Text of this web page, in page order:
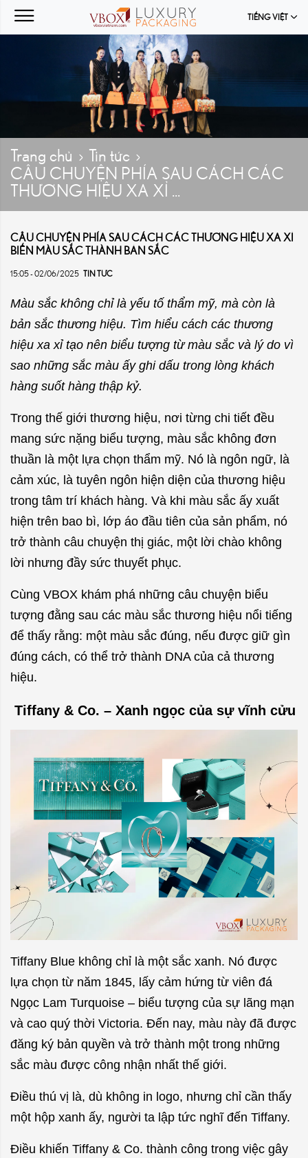
TIẾNG VIỆT
Trang chủ
Tin tức
CÂU CHUYỆN PHÍA SAU CÁCH CÁC
THƯƠNG HIỆU XA XỈ ...
CÂU CHUYỆN PHÍA SAU CÁCH CÁC THƯƠNG HIỆU XA XỈ
BIẾN MÀU SẮC THÀNH BẢN SẮC
15:05 - 02/06/2025 TIN TỨC
Màu sắc không chỉ là yếu tố thẩm mỹ, mà còn là
bản sắc thương hiệu. Tìm hiểu cách các thương
hiệu xa xỉ tạo nên biểu tượng từ màu sắc và lý do vì
sao những sắc màu ấy ghi dấu trong lòng khách
hàng suốt hàng thập kỷ.
Trong thế giới thương hiệu, nơi từng chi tiết đều
mang sức nặng biểu tượng, màu sắc không đơn
thuần là một lựa chọn thẩm mỹ. Nó là ngôn ngữ, là
cảm xúc, là tuyên ngôn hiện diện của thương hiệu
trong tâm trí khách hàng. Và khi màu sắc ấy xuất
hiện trên bao bì, lớp áo đầu tiên của sản phẩm, nó
trở thành câu chuyện thị giác, một lời chào không
lời nhưng đầy sức thuyết phục.
Cùng VBOX khám phá những câu chuyện biểu
tượng đằng sau các màu sắc thương hiệu nổi tiếng
để thấy rằng: một màu sắc đúng, nếu được giữ gìn
đúng cách, có thể trở thành DNA của cả thương
hiệu.
Tiffany & Co. – Xanh ngọc của sự vĩnh cửu
Tiffany Blue không chỉ là một sắc xanh. Nó được
lựa chọn từ năm 1845, lấy cảm hứng từ viên đá
Ngọc Lam Turquoise – biểu tượng của sự lãng mạn
và cao quý thời Victoria. Đến nay, màu này đã được
đăng ký bản quyền và trở thành một trong những
sắc màu được công nhận nhất thế giới.
Điều thú vị là, dù không in logo, nhưng chỉ cần thấy
một hộp xanh ấy, người ta lập tức nghĩ đến Tiffany.
Điều khiến Tiffany & Co. thành công trong việc gây